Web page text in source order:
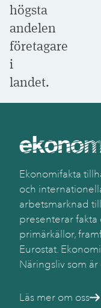
högsta
andelen
företagare
i
landet.
Ekonomifakta
och
arbetsmarknad
presenterar fakta
primärkällor,
Eurostat.
Näringsliv som
Läs mer om oss